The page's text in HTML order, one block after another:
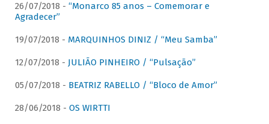
26/07/2018 - “Monarco 85 anos – Comemorar e
Agradecer”
19/07/2018 - MARQUINHOS DINIZ / “Meu Samba”
12/07/2018 - JULIÃO PINHEIRO / “Pulsação”
05/07/2018 - BEATRIZ RABELLO / “Bloco de Amor”
28/06/2018 - OS WIRTTI